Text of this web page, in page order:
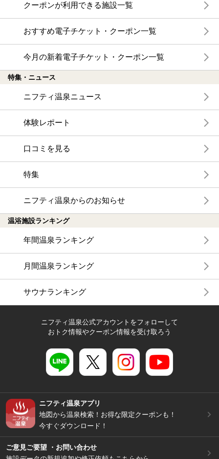
クーポンが利用できる施設一覧
おすすめ電子チケット・クーポン一覧
今月の新着電子チケット・クーポン一覧
特集・ニュース
ニフティ温泉ニュース
体験レポート
口コミを見る
特集
ニフティ温泉からのお知らせ
温浴施設ランキング
年間温泉ランキング
月間温泉ランキング
サウナランキング
ニフティ温泉公式アカウントをフォローして
おトク情報やクーポン情報を受け取ろう
ニフティ温泉アプリ
地図から温泉検索！お得な限定クーポンも！
今すぐダウンロード！
ご意見ご要望 ・お問い合わせ